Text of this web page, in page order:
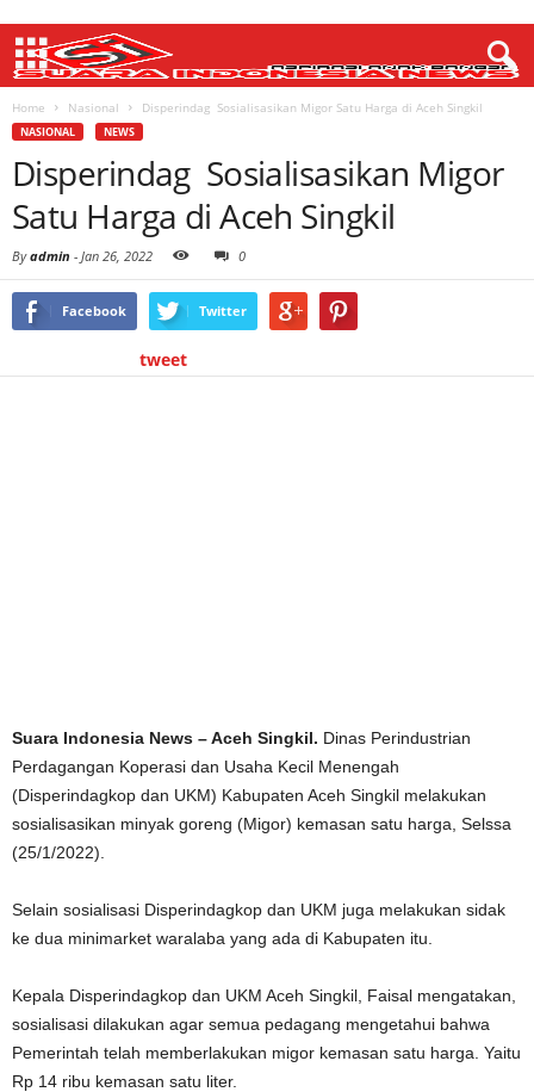
Home Nasional Disperindag Sosialisasikan Migor Satu Harga di Aceh Singkil
NASIONAL NEWS
Disperindag Sosialisasikan Migor
Satu Harga di Aceh Singkil
Byadmin - Jan 26, 2022 0
Facebook Twitter
tweet
Suara Indonesia News – Aceh Singkil. Dinas Perindustrian
Perdagangan Koperasi dan Usaha Kecil Menengah
(Disperindagkop dan UKM) Kabupaten Aceh Singkil melakukan
sosialisasikan minyak goreng (Migor) kemasan satu harga, Selssa
(25/1/2022).
Selain sosialisasi Disperindagkop dan UKM juga melakukan sidak
ke dua minimarket waralaba yang ada di Kabupaten itu.
Kepala Disperindagkop dan UKM Aceh Singkil, Faisal mengatakan,
sosialisasi dilakukan agar semua pedagang mengetahui bahwa
Pemerintah telah memberlakukan migor kemasan satu harga. Yaitu
Rp 14 ribu kemasan satu liter.